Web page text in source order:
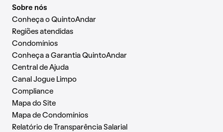
Sobre nós
Conheça o QuintoAndar
Regiões atendidas
Condomínios
Conheça a Garantia QuintoAndar
Central de Ajuda
Canal Jogue Limpo
Compliance
Mapa do Site
Mapa de Condomínios
Relatório de Transparência Salarial